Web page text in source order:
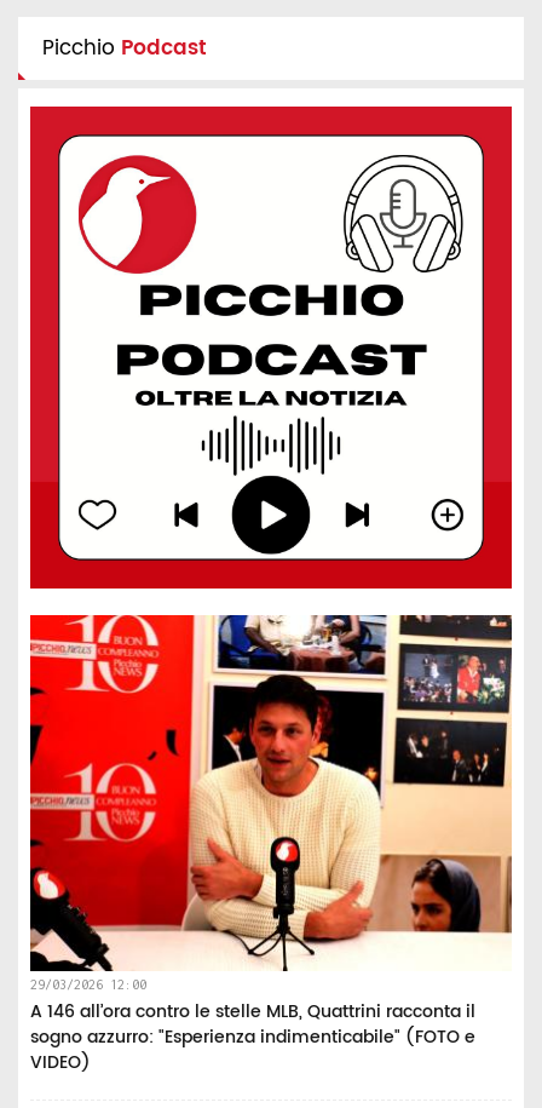
Picchio Podcast
29/03/2026 12:00
A 146 all’ora contro le stelle MLB, Quattrini racconta il
sogno azzurro: "Esperienza indimenticabile" (FOTO e
VIDEO)